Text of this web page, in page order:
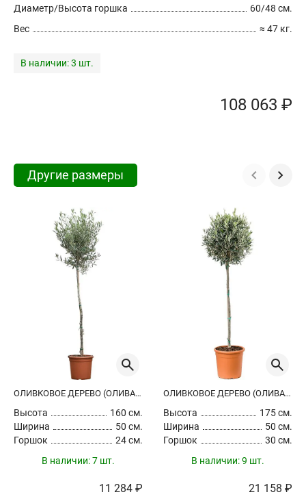
60/48 см.
Диаметр/Высота горшка
≈ 47 кг.
Вес
В наличии:3 шт.
108 063 ₽
Другие размеры
ОЛИВКОВОЕ ДЕРЕВО (ОЛИВА ЕВРОПЕЙСКАЯ)
Высота
160 см.
Ширина
50 см.
Горшок
24 см.
В наличии:7 шт.
11 284 ₽
ОЛИВКОВОЕ ДЕРЕВО (ОЛИВА ЕВРОПЕЙСКАЯ)
Высота
175 см.
Ширина
50 см.
Горшок
30 см.
В наличии:9 шт.
21 158 ₽